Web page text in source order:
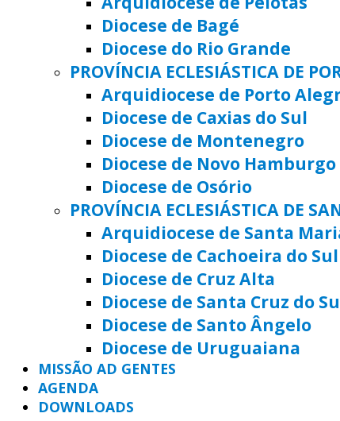
Diocese de Bagé
Diocese do Rio Grande
PROVÍNCIA ECLESIÁSTICA DE
Arquidiocese de Porto
Diocese de Caxias do Sul
Diocese de Montenegro
Diocese de Novo Hamburgo
Diocese de Osório
PROVÍNCIA ECLESIÁSTICA DE
Arquidiocese de Santa
Diocese de Cachoeira do Sul
Diocese de Cruz Alta
Diocese de Santa Cruz do
Diocese de Santo Ângelo
Diocese de Uruguaiana
MISSÃO AD GENTES
AGENDA
DOWNLOADS